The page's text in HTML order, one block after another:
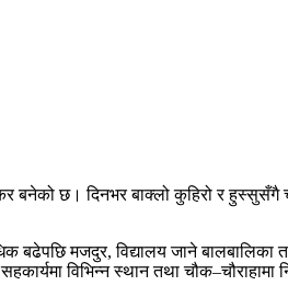
छ। दिनभर बाक्लो कुहिरो र
मजदुर, विद्यालय जाने बालबालिका
विभिन्न स्थान तथा चौक–चौराहामा